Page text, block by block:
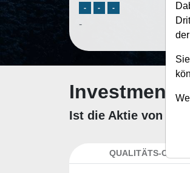
- - -
-
Investment-
Ist die Aktie von
QUALITÄTS-CHECK